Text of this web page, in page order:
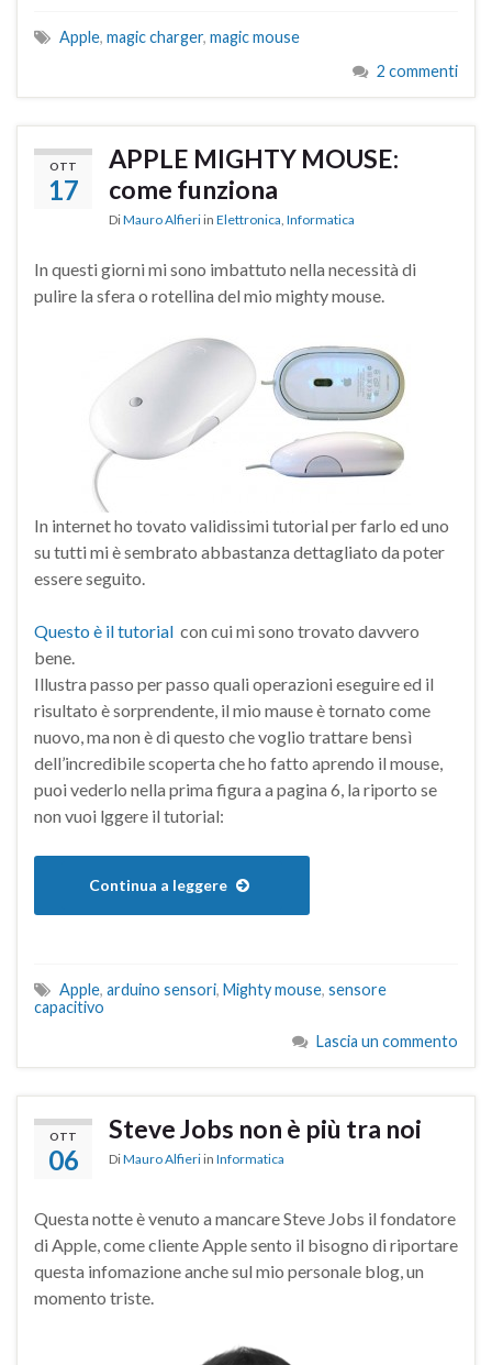
Apple, magic charger, magic mouse
2 commenti
OTT
17
APPLE MIGHTY MOUSE:
come funziona
DiMauro Alfieri in Elettronica, Informatica
In questi giorni mi sono imbattuto nella necessità di
pulire la sfera o rotellina del mio mighty mouse.
In internet ho tovato validissimi tutorial per farlo ed uno
su tutti mi è sembrato abbastanza dettagliato da poter
essere seguito.
Questo è il tutorial con cui mi sono trovato davvero
bene.
Illustra passo per passo quali operazioni eseguire ed il
risultato è sorprendente, il mio mause è tornato come
nuovo, ma non è di questo che voglio trattare bensì
dell’incredibile scoperta che ho fatto aprendo il mouse,
puoi vederlo nella prima figura a pagina 6, la riporto se
non vuoi lggere il tutorial:
Continua a leggere
Apple, arduino sensori, Mighty mouse, sensore
capacitivo
Lascia un commento
OTT
06
Steve Jobs non è più tra noi
DiMauro Alfieri in Informatica
Questa notte è venuto a mancare Steve Jobs il fondatore
di Apple, come cliente Apple sento il bisogno di riportare
questa infomazione anche sul mio personale blog, un
momento triste.